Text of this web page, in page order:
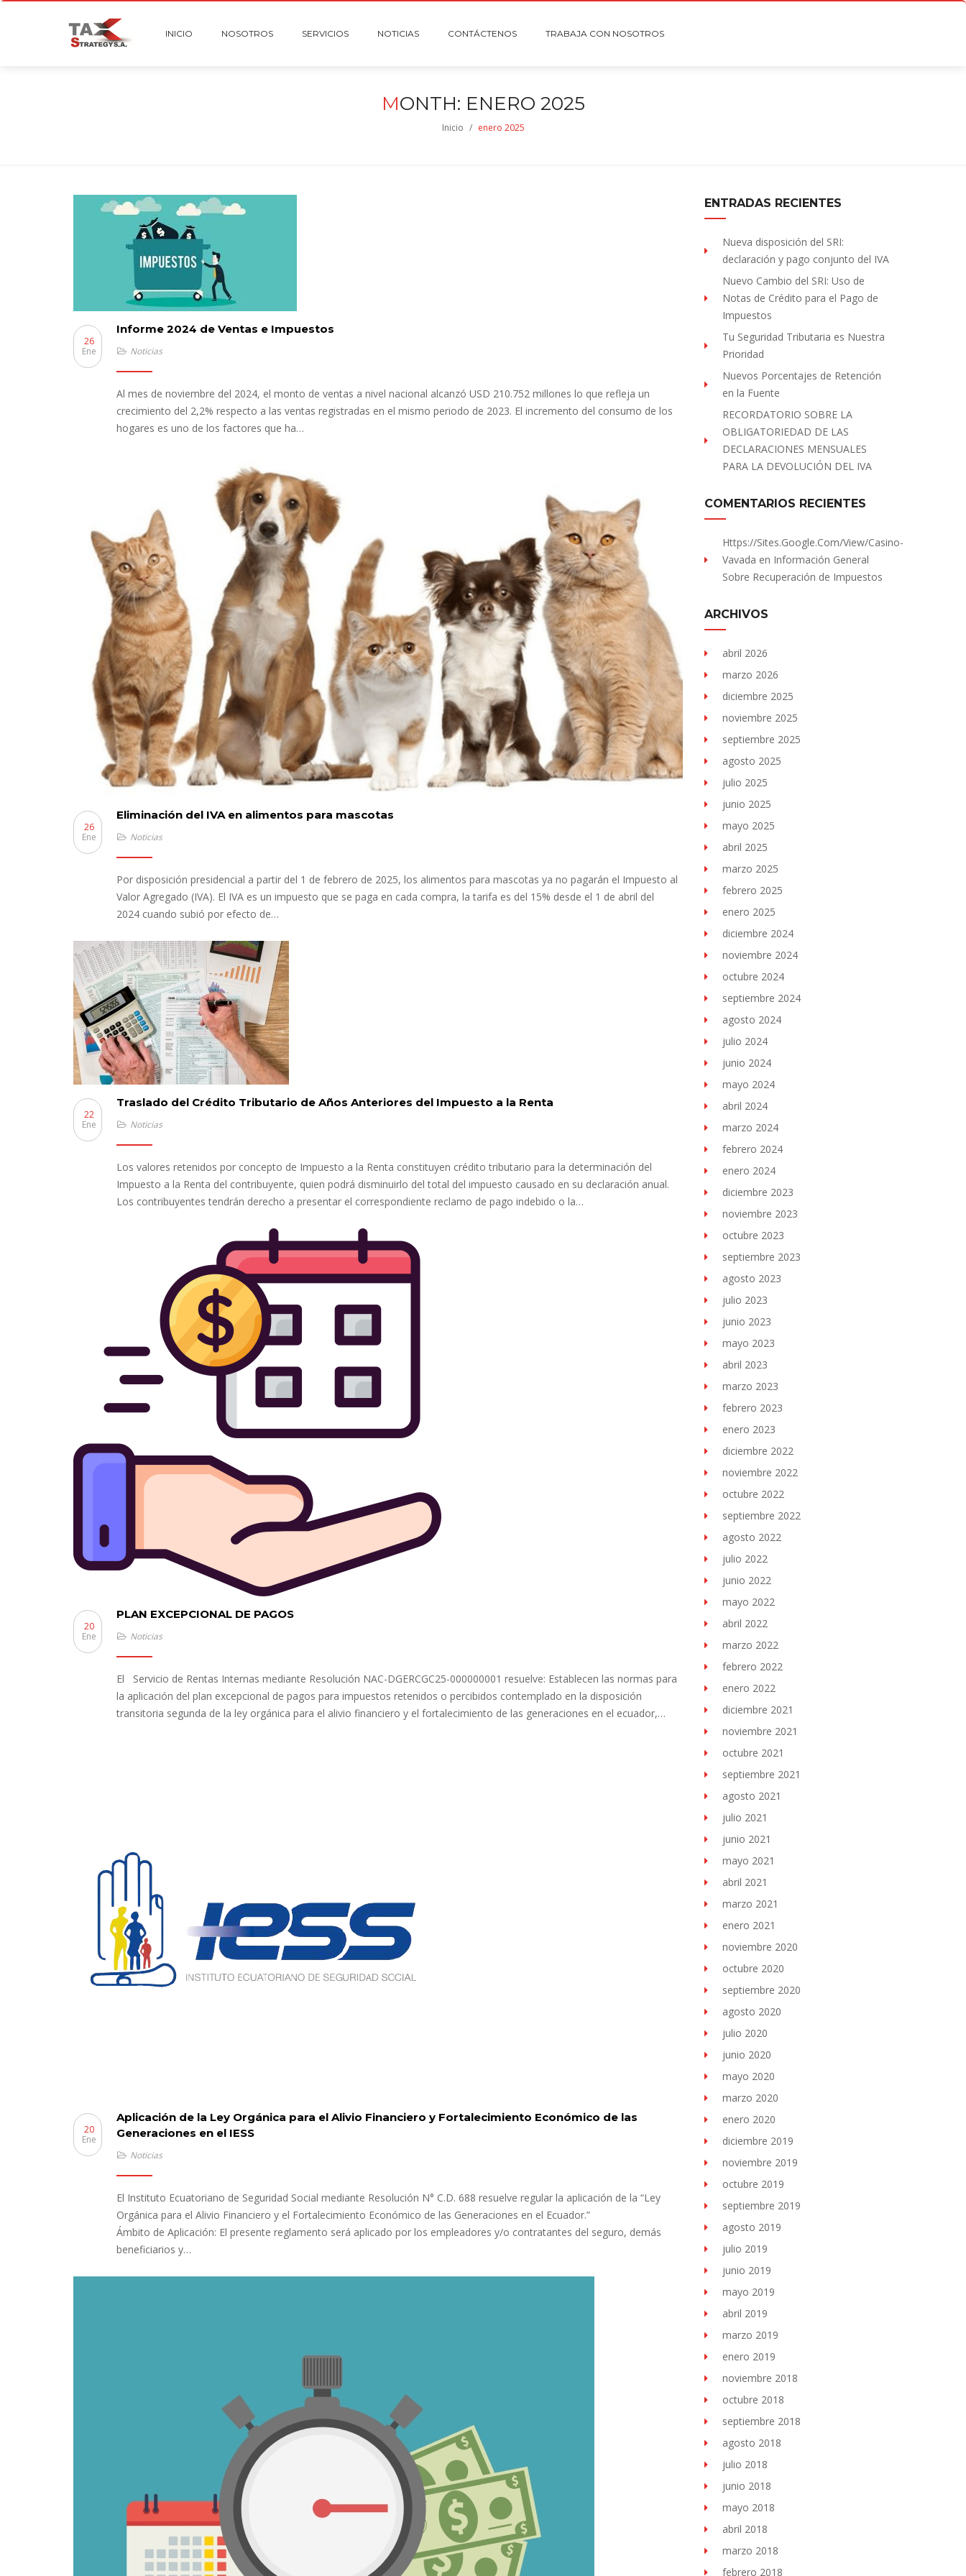
INICIO NOSOTROS SERVICIOS NOTICIAS CONTÁCTENOS TRABAJA CON NOSOTROS
MONTH: ENERO 2025
Inicio / enero 2025
Informe 2024 de Ventas e Impuestos
26
Ene
Noticias
Al mes de noviembre del 2024, el monto de ventas a nivel nacional alcanzó USD 210.752 millones lo que refleja un
crecimiento del 2,2% respecto a las ventas registradas en el mismo periodo de 2023. El incremento del consumo de los
hogares es uno de los factores que ha…
Eliminación del IVA en alimentos para mascotas
26
Ene
Noticias
Por disposición presidencial a partir del 1 de febrero de 2025, los alimentos para mascotas ya no pagarán el Impuesto al
Valor Agregado (IVA). El IVA es un impuesto que se paga en cada compra, la tarifa es del 15% desde el 1 de abril del
2024 cuando subió por efecto de…
Traslado del Crédito Tributario de Años Anteriores del Impuesto a la Renta
22
Ene
Noticias
Los valores retenidos por concepto de Impuesto a la Renta constituyen crédito tributario para la determinación del
Impuesto a la Renta del contribuyente, quien podrá disminuirlo del total del impuesto causado en su declaración anual.
Los contribuyentes tendrán derecho a presentar el correspondiente reclamo de pago indebido o la…
PLAN EXCEPCIONAL DE PAGOS
20
Ene
Noticias
El Servicio de Rentas Internas mediante Resolución NAC-DGERCGC25-000000001 resuelve: Establecen las normas para
la aplicación del plan excepcional de pagos para impuestos retenidos o percibidos contemplado en la disposición
transitoria segunda de la ley orgánica para el alivio financiero y el fortalecimiento de las generaciones en el ecuador,…
Aplicación de la Ley Orgánica para el Alivio Financiero y Fortalecimiento Económico de las
Generaciones en el IESS
20
Ene
Noticias
El Instituto Ecuatoriano de Seguridad Social mediante Resolución N° C.D. 688 resuelve regular la aplicación de la “Ley
Orgánica para el Alivio Financiero y el Fortalecimiento Económico de las Generaciones en el Ecuador.”
Ámbito de Aplicación: El presente reglamento será aplicado por los empleadores y/o contratantes del seguro, demás
beneficiarios y…
ENTRADAS RECIENTES
Nueva disposición del SRI:
declaración y pago conjunto del IVA
Nuevo Cambio del SRI: Uso de
Notas de Crédito para el Pago de
Impuestos
Tu Seguridad Tributaria es Nuestra
Prioridad
Nuevos Porcentajes de Retención
en la Fuente
RECORDATORIO SOBRE LA
OBLIGATORIEDAD DE LAS
DECLARACIONES MENSUALES
PARA LA DEVOLUCIÓN DEL IVA
COMENTARIOS RECIENTES
Https://sites.Google.com/view/Casino-
Vavada en Información General
Sobre Recuperación de Impuestos
ARCHIVOS
abril 2026
marzo 2026
diciembre 2025
noviembre 2025
septiembre 2025
agosto 2025
julio 2025
junio 2025
mayo 2025
abril 2025
marzo 2025
febrero 2025
enero 2025
diciembre 2024
noviembre 2024
octubre 2024
septiembre 2024
agosto 2024
julio 2024
junio 2024
mayo 2024
abril 2024
marzo 2024
febrero 2024
enero 2024
diciembre 2023
noviembre 2023
octubre 2023
septiembre 2023
agosto 2023
julio 2023
junio 2023
mayo 2023
abril 2023
marzo 2023
febrero 2023
enero 2023
diciembre 2022
noviembre 2022
octubre 2022
septiembre 2022
agosto 2022
julio 2022
junio 2022
mayo 2022
abril 2022
marzo 2022
febrero 2022
enero 2022
diciembre 2021
noviembre 2021
octubre 2021
septiembre 2021
agosto 2021
julio 2021
junio 2021
mayo 2021
abril 2021
marzo 2021
enero 2021
noviembre 2020
octubre 2020
septiembre 2020
agosto 2020
julio 2020
junio 2020
mayo 2020
marzo 2020
enero 2020
diciembre 2019
noviembre 2019
octubre 2019
septiembre 2019
agosto 2019
julio 2019
junio 2019
mayo 2019
abril 2019
marzo 2019
enero 2019
noviembre 2018
octubre 2018
septiembre 2018
agosto 2018
julio 2018
junio 2018
mayo 2018
abril 2018
marzo 2018
febrero 2018